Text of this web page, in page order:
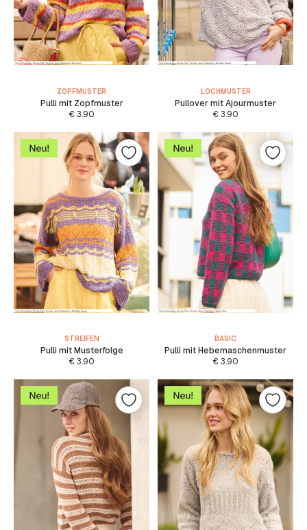
ZOPFMUSTER
Pulli mit Zopfmuster
€3.90
LOCHMUSTER
Pullover mit Ajourmuster
€3.90
STREIFEN
Pulli mit Musterfolge
€3.90
BASIC
Pulli mit Hebemaschenmuster
€3.90